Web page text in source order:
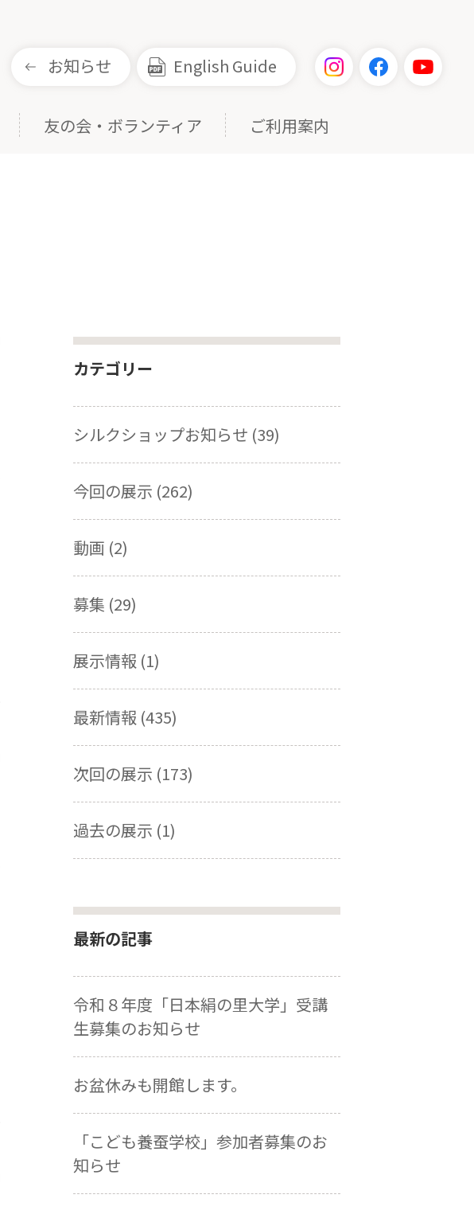
お知らせ English Guide
友の会・ボランティア ご利用案内
カテゴリー
シルクショップお知らせ (39)
今回の展示 (262)
動画 (2)
募集 (29)
展示情報 (1)
最新情報 (435)
次回の展示 (173)
過去の展示 (1)
最新の記事
令和８年度「日本絹の里大学」受講
生募集のお知らせ
お盆休みも開館します。
「こども養蚕学校」参加者募集のお
知らせ